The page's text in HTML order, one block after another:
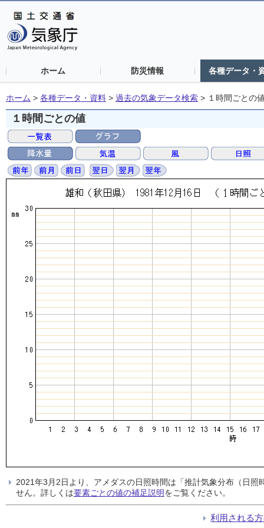
ホーム 防災情報 各種データ・
ホーム > 各種データ・資料 > 過去の気象データ検索 > １時間ごとの
１時間ごとの値
2021年3月2日より、アメダスの日照時間は「推計気象分布（日
せん。詳しくは要素ごとの値の補足説明をご覧ください。
利用される